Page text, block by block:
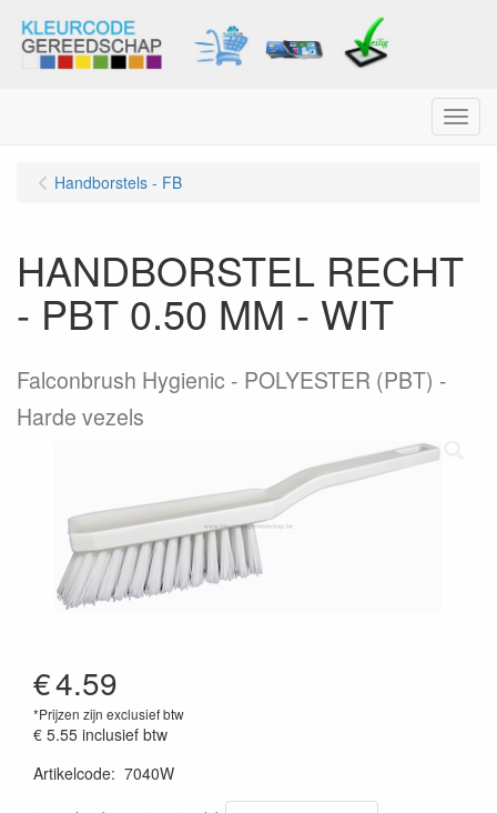
Menu
Handborstels - FB
HANDBORSTEL RECHT
- PBT 0.50 MM - WIT
Falconbrush Hygienic - POLYESTER (PBT) -
Harde vezels
€4.59
*Prijzen zijn exclusief btw
€ 5.55 inclusief btw
Artikelcode: 7040W